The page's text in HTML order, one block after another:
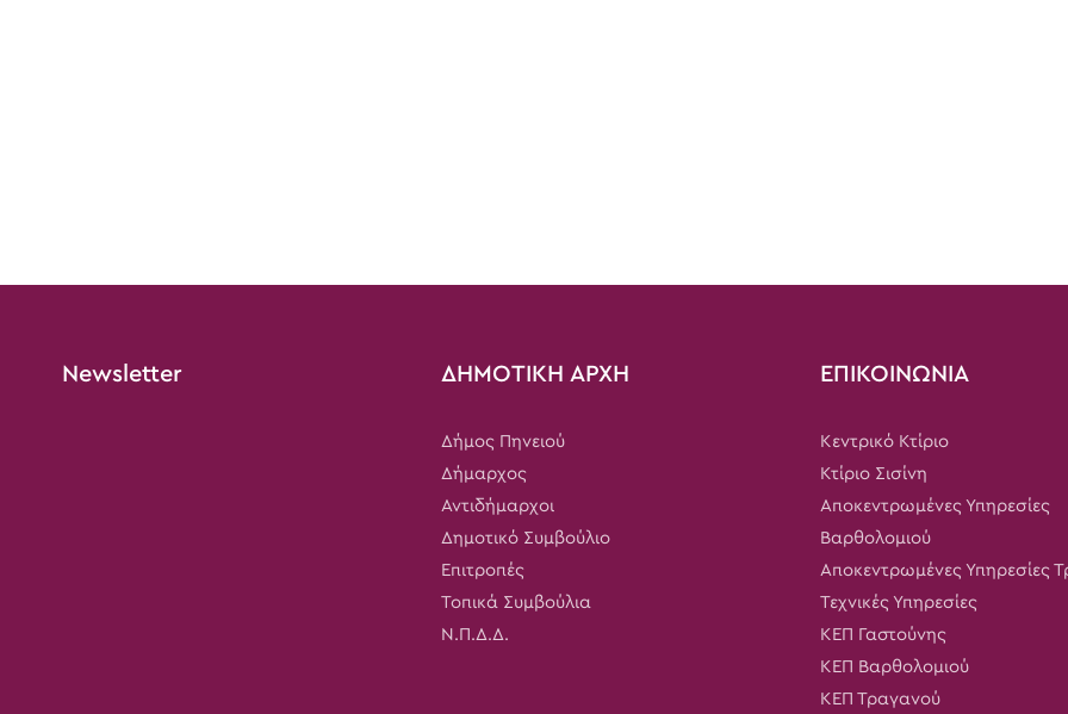
Newsletter ΔΗΜΟΤΙΚΗ ΑΡΧΗ
Δήμος Πηνειού
Δήμαρχος
Αντιδήμαρχοι
Δημοτικό Συμβούλιο
Επιτροπές
Τοπικά Συμβούλια
Ν.Π.Δ.Δ.
ΕΠΙΚΟΙΝΩΝΙΑ
Κεντρικό Κτίριο
Κτίριο Σισίνη
Αποκεντρωμένες Υπηρεσίες
Βαρθολομιού
Αποκεντρωμένες Υπηρεσίες
Τεχνικές Υπηρεσίες
ΚΕΠ Γαστούνης
ΚΕΠ Βαρθολομιού
ΚΕΠ Τραγανού